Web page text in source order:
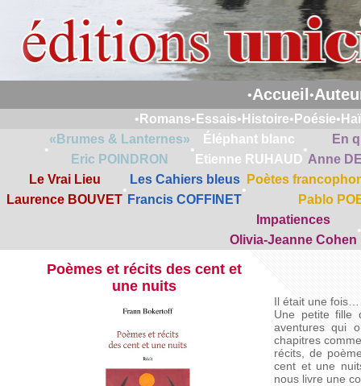
•Accueil •
• Romans• Essais• Histoire• Poésie•
•
«Brumes & Lanternes»
Eric POINDRON
•
Éléphant blanc
Etienne RUHAUD
•
En
Anne
Le Vrai Lieu
Laurence BOUVET
•
Les Cahiers bleus
Francis COFFINET
•
Poètes
Pablo
Impatiences
Olivia-Jeanne Cohen
•
Poèmes et récits des cent et
une nuits
Il était une fois…
Une petite fille
aventures qui
chapitres
récits, de
cent et une
nous livre une